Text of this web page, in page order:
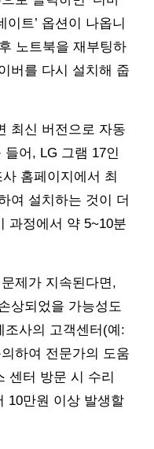
이트’ 옵션이 나옵니
노트북을 재부팅하
버를 다시 설치해 줍
최신 버전으로 자동
어, LG 그램 17인
홈페이지에서 최
여 설치하는 것이 더
과정에서 약 5~10분
제가 지속된다면,
상되었을 가능성도
조사의 고객센터(예:
하여 전문가의 도움
센터 방문 시 수리
10만원 이상 발생할